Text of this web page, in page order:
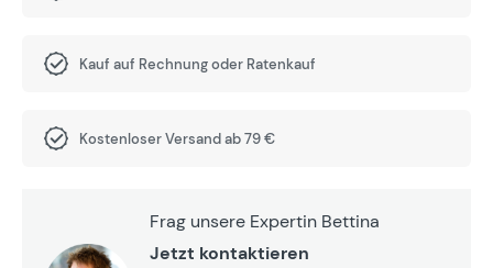
Kauf auf Rechnung oder Ratenkauf
Kostenloser Versand ab 79 €
Frag unsere Expertin Bettina
Jetzt kontaktieren